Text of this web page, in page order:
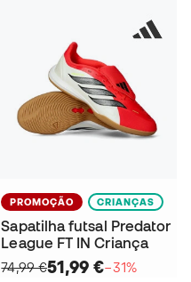
PROMOÇÃO CRIANÇAS
Sapatilha futsal Predator
League FT IN Criança
74,99 €51,99 €−31%